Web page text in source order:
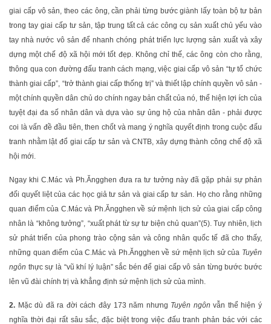
giai cấp vô sản, theo các ông, cần phải từng bước giành lấy toàn bộ tư bản
trong tay giai cấp tư sản, tập trung tất cả các công cụ sản xuất chủ yếu vào
tay nhà nước vô sản để nhanh chóng phát triển lực lượng sản xuất và xây
dựng một chế độ xã hội mới tốt đẹp. Không chỉ thế, các ông còn cho rằng,
thông qua con đường đấu tranh cách mạng, việc giai cấp vô sản “tự tổ chức
thành giai cấp”, “trở thành giai cấp thống trị” và thiết lập chính quyền vô sản -
một chính quyền dân chủ do chính ngay bản chất của nó, thể hiện lợi ích của
tuyệt đại đa số nhân dân và dựa vào sự ủng hộ của nhân dân - phải được
coi là vấn đề đầu tiên, then chốt và mang ý nghĩa quyết định trong cuộc đấu
tranh nhằm lật đổ giai cấp tư sản và CNTB, xây dựng thành công chế độ xã
hội mới.
Ngay khi C.Mác và Ph.Ăngghen đưa ra tư tưởng này đã gặp phải sự phản
đối quyết liệt của các học giả tư sản và giai cấp tư sản. Họ cho rằng những
quan điểm của C.Mác và Ph.Ăngghen về sứ mệnh lịch sử của giai cấp công
nhân là “không tưởng”, “xuất phát từ sự tư biện chủ quan”(5). Tuy nhiên, lịch
sử phát triển của phong trào cộng sản và công nhân quốc tế đã cho thấy,
những quan điểm của C.Mác và Ph.Ăngghen về sứ mệnh lịch sử của Tuyên
ngôn thực sự là “vũ khí lý luận” sắc bén để giai cấp vô sản từng bước bước
lên vũ đài chính trị và khẳng định sứ mệnh lịch sử của mình.
2. Mặc dù đã ra đời cách đây 173 năm nhưng Tuyên ngôn vẫn thể hiện ý
nghĩa thời đại rất sâu sắc, đặc biệt trong việc đấu tranh phản bác với các